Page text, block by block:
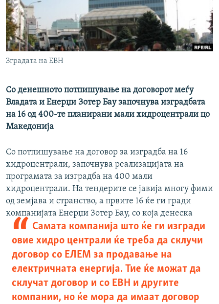
РСЕ веб страници
Зградата на ЕВН
Со денешното потпишување на договорот меѓу
Владата и Енерџи Зотер Бау започнува изградбата
на 16 од 400-те планирани мали хидроцентрали цо
Македонија
Со потпишување на договор за изградба на 16
хидроцентрали, започнува реализацијата на
програмата за изградба на 400 мали
хидроцентрали. На тендерите се јавија многу фими
од земјава и странство, а првите 16 ќе ги гради
компанијата Енерџи Зотер Бау, со
Самата компанија што ќе ги изгради
овие хидро централи ќе треба да склучи
договор со ЕЛЕМ за продавање на
електричната енергија. Тие ќе можат да
склучат договор и со ЕВН и другите
компании, но ќе мора да имаат договор
која денеска